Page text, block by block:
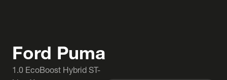
Ford Puma
1.0 EcoBoost Hybrid ST-